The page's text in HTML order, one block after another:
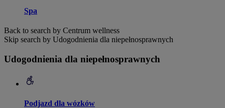
Spa
Back to search by Centrum wellness
Skip search by Udogodnienia dla niepełnosprawnych
Udogodnienia dla niepełnosprawnych
Podjazd dla wózków